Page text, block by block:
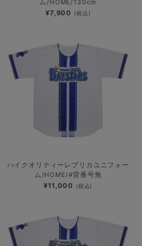
ム/HOME/130cm
¥7,900 (税込)
ハイクオリティーレプリカユニフォー
ム/HOME/#背番号無
¥11,000 (税込)